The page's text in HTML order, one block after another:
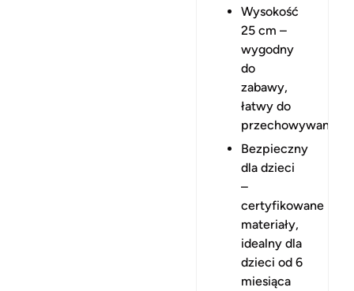
Wysokość
25 cm –
wygodny
do
zabawy,
łatwy do
przechowywania.
Bezpieczny
dla dzieci
–
certyfikowane
materiały,
idealny dla
dzieci od 6
miesiąca